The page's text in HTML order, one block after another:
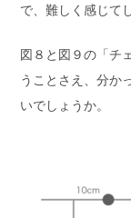
で、難しく感じて
図８と図９の「チ
うことさえ、分か
いでしょうか。